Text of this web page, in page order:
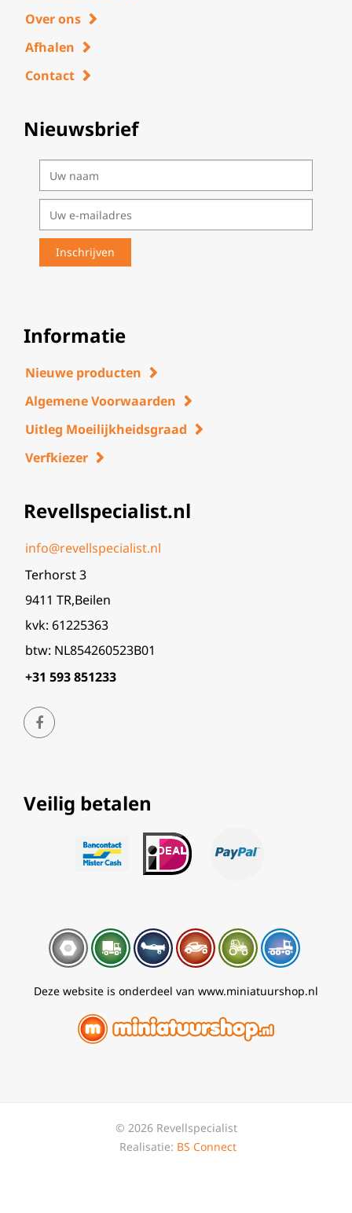
Over ons
Afhalen
Contact
Nieuwsbrief
Informatie
Nieuwe producten
Algemene Voorwaarden
Uitleg Moeilijkheidsgraad
Verfkiezer
Revellspecialist.nl
info@revellspecialist.nl
Terhorst 3
9411 TR,Beilen
kvk: 61225363
btw: NL854260523B01
+31 593 851233
Veilig betalen
Deze website is onderdeel van www.miniatuurshop.nl
© 2026 Revellspecialist
Realisatie: BS Connect